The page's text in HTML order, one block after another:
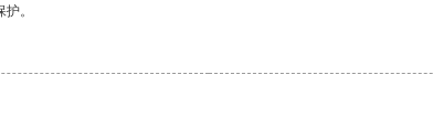
。